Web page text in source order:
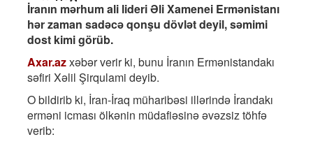
İranın mərhum ali lideri Əli Xamenei Ermənistanı
hər zaman sadəcə qonşu dövlət deyil, səmimi
dost kimi görüb.
Axar.azxəbər verir ki, bunu İranın Ermənistandakı
səfiri Xəlil Şirqulami deyib.
O bildirib ki, İran-İraq müharibəsi illərində İrandakı
erməni icması ölkənin müdafiəsinə əvəzsiz töhfə
verib: